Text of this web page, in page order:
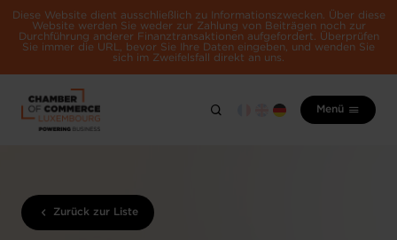
Diese Website dient ausschließlich zu Informationszwecken. Über diese
Website werden Sie weder zur Zahlung von Beiträgen noch zur
Durchführung anderer Finanztransaktionen aufgefordert. Überprüfen
Sie immer die URL, bevor Sie Ihre Daten eingeben, und wenden Sie
sich im Zweifelsfall direkt an uns.
Menü
Zurück zur Liste